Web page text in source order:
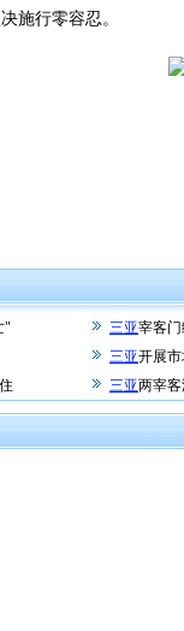
施行零容忍。
" 三亚宰客
三亚开展
三亚两宰